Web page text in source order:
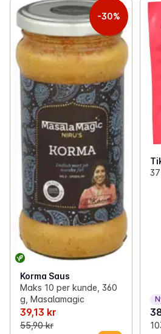
-30%
Korma Saus
Maks 10 per kunde, 360
g, Masalamagic
39,13 kr
55,90 kr